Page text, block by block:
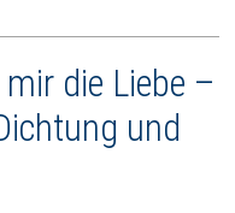
die Liebe –
und